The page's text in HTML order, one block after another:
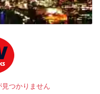
つかりません